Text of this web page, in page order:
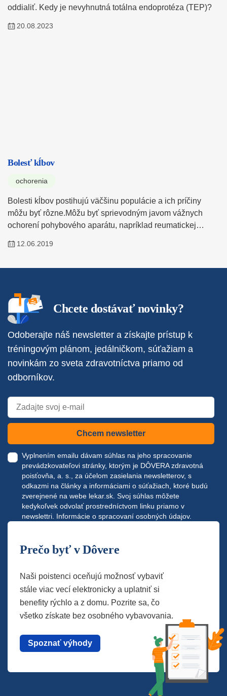
oddialiť. Kedy je nevyhnutná totálna endoprotéza (TEP)?
20.08.2023
Bolesť kĺbov
ochorenia
Bolesti kĺbov postihujú väčšinu populácie a ich príčiny
môžu byť rôzne.Môžu byť sprievodným javom vážnych
ochorení pohybového aparátu, napríklad reumatickej…
12.06.2019
Chcete dostávať novinky?
Odoberajte náš newsletter a získajte prístup k
tréningovým plánom, jedálničkom, súťažiam a
novinkám zo sveta zdravotníctva priamo od
odborníkov.
Chcem newsletter
Vyplnením emailu dávam súhlas na jeho spracovanie
prevádzkovateľovi stránky, ktorým je DÔVERA zdravotná
poisťovňa, a. s., za účelom zasielania newsletterov, s
odkazmi na články a informáciami o súťažiach, ktoré budú
zverejnené na webe lekar.sk . Svoj súhlas môžete
kedykoľvek odvolať prostredníctvom linku priamo v
newslettri. Informácie o spracovaní osobných údajov.
Prečo byť v Dôvere
Naši poistenci oceňujú možnosť vybaviť
stále viac vecí elektronicky a uplatniť si
benefity rýchlo a z domu. Pozrite sa, čo
všetko získate bez osobného vybavovania.
Spoznať výhody